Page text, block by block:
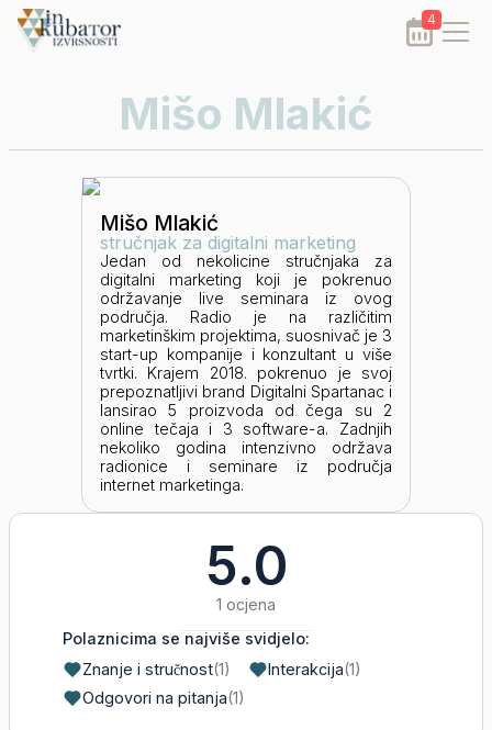
4
Mišo Mlakić
Mišo Mlakić
stručnjak za digitalni marketing
Jedan od nekolicine stručnjaka za
digitalni marketing koji je pokrenuo
održavanje live seminara iz ovog
područja. Radio je na različitim
marketinškim projektima, suosnivač je 3
start-up kompanije i konzultant u više
tvrtki. Krajem 2018. pokrenuo je svoj
prepoznatljivi brand Digitalni Spartanac i
lansirao 5 proizvoda od čega su 2
online tečaja i 3 software-a. Zadnjih
nekoliko godina intenzivno održava
radionice i seminare iz područja
internet marketinga.
5.0
1 ocjena
Polaznicima se najviše svidjelo:
Znanje i stručnost(1) Interakcija(1)
Odgovori na pitanja(1)